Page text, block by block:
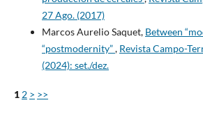
27 Ago. (2017)
Marcos Aurelio Saquet, Between
“postmodernity”, Revista Campo-
(2024): set./dez.
1 2 > >>